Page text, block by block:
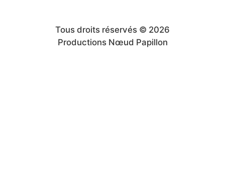
Tous droits réservés © 2026
Productions Nœud Papillon